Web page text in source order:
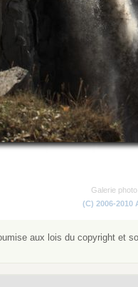
Galerie
(C) 2006-2010
aux lois du copyright et